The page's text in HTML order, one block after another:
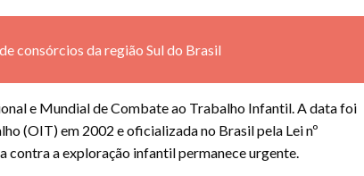
consórcios da região Sul do Brasil
e Mundial de Combate ao Trabalho Infantil. A data foi
(OIT) em 2002 e oficializada no Brasil pela Lei nº
contra a exploração infantil permanece urgente.